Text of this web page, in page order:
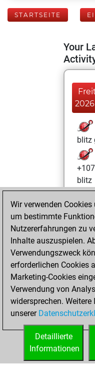
STARTSEITE
Your
2026
blitz
blitz
=5 -
3,
slow
=0
Wir verwenden
um bestimmte
Nutzererfahrungen zu
Inhalte auszuspielen.
Verwendungszweck
erforderlichen Cookies
Marketing-Cookies
Verwendung von
widersprechen.
unserer
Detaillierte
Informationen